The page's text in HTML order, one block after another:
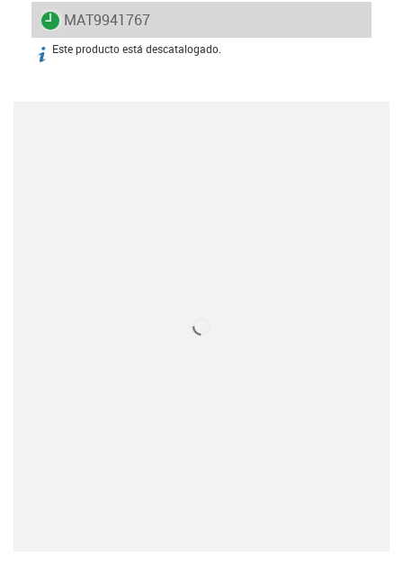
igus-icon-lieferzeit
MAT9941767
igus-icon-info
Este producto está descatalogado.